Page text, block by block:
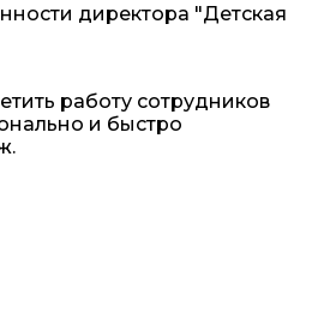
директора "Детская
работу сотрудников
и быстро